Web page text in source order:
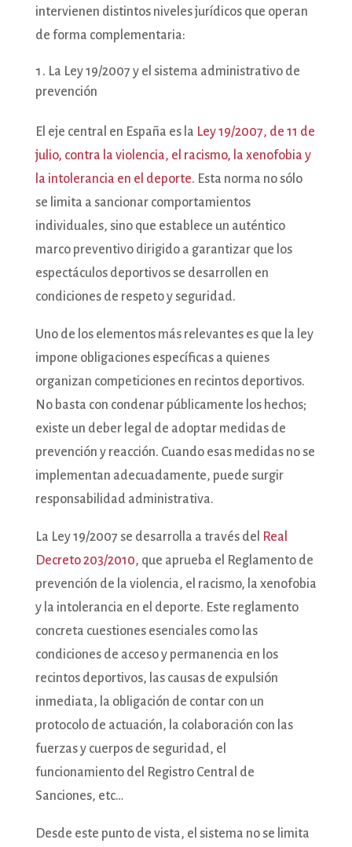
intervienen distintos niveles jurídicos que operan
de forma complementaria:
La Ley 19/2007 y el sistema administrativo de
prevención
El eje central en España es la Ley 19/2007, de 11 de
julio, contra la violencia, el racismo, la xenofobia y
la intolerancia en el deporte. Esta norma no sólo
se limita a sancionar comportamientos
individuales, sino que establece un auténtico
marco preventivo dirigido a garantizar que los
espectáculos deportivos se desarrollen en
condiciones de respeto y seguridad.
Uno de los elementos más relevantes es que la ley
impone obligaciones específicas a quienes
organizan competiciones en recintos deportivos.
No basta con condenar públicamente los hechos;
existe un deber legal de adoptar medidas de
prevención y reacción. Cuando esas medidas no se
implementan adecuadamente, puede surgir
responsabilidad administrativa.
La Ley 19/2007 se desarrolla a través del
Real
Decreto 203/2010, que aprueba el Reglamento de
prevención de la violencia, el racismo, la xenofobia
y la intolerancia en el deporte. Este reglamento
concreta cuestiones esenciales como las
condiciones de acceso y permanencia en los
recintos deportivos, las causas de expulsión
inmediata, la obligación de contar con un
protocolo de actuación, la colaboración con las
fuerzas y cuerpos de seguridad, el
funcionamiento del Registro Central de
Sanciones, etc…
Desde este punto de vista, el sistema no se limita